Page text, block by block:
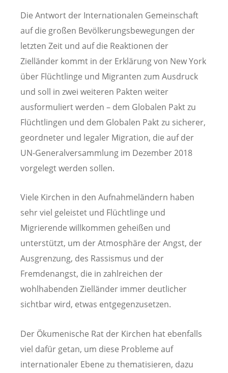
Die Antwort der Internationalen Gemeinschaft
auf die großen Bevölkerungsbewegungen der
letzten Zeit und auf die Reaktionen der
Zielländer kommt in der Erklärung von New York
über Flüchtlinge und Migranten zum Ausdruck
und soll in zwei weiteren Pakten weiter
ausformuliert werden – dem Globalen Pakt zu
Flüchtlingen und dem Globalen Pakt zu sicherer,
geordneter und legaler Migration, die auf der
UN-Generalversammlung im Dezember 2018
vorgelegt werden sollen.
Viele Kirchen in den Aufnahmeländern haben
sehr viel geleistet und Flüchtlinge und
Migrierende willkommen geheißen und
unterstützt, um der Atmosphäre der Angst, der
Ausgrenzung, des Rassismus und der
Fremdenangst, die in zahlreichen der
wohlhabenden Zielländer immer deutlicher
sichtbar wird, etwas entgegenzusetzen.
Der Ökumenische Rat der Kirchen hat ebenfalls
viel dafür getan, um diese Probleme auf
internationaler Ebene zu thematisieren, dazu